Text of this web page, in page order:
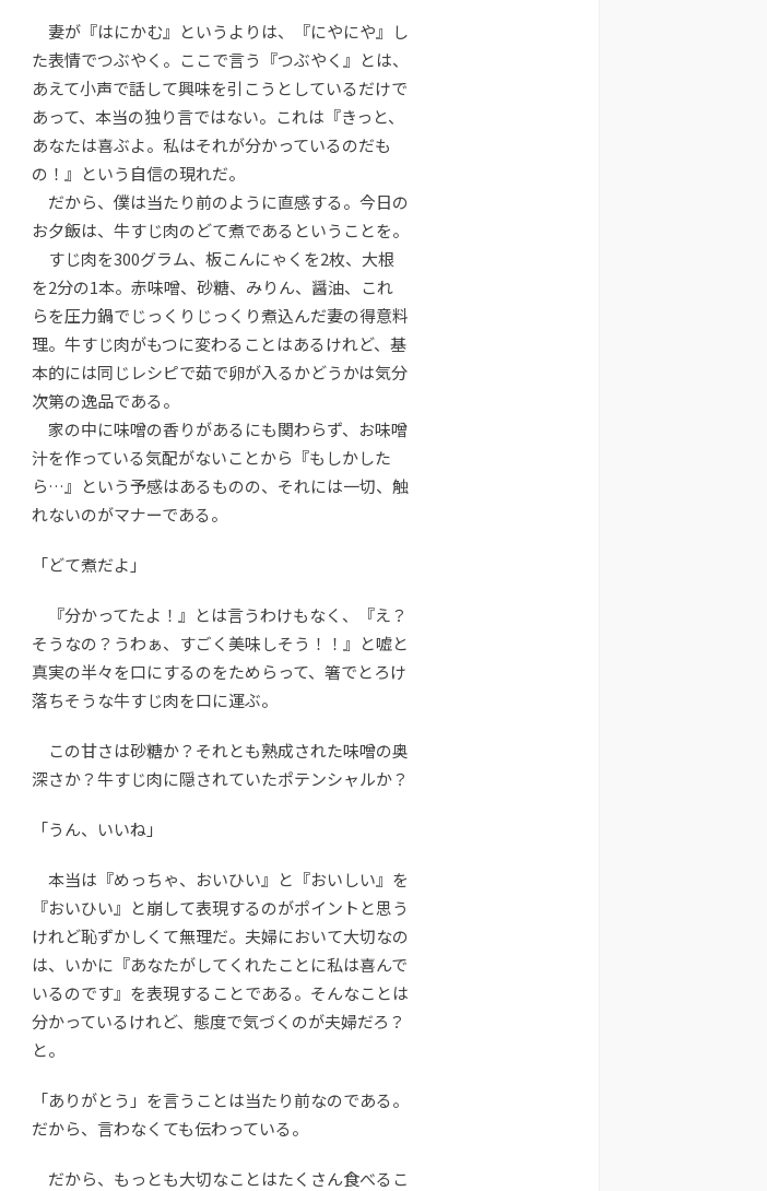
下
矢
ー
を
っ
て
だ
さ
い。
妻が『はにかむ』というよりは、『にやにや』し
た表情でつぶやく。ここで言う『つぶやく』とは、
あえて小声で話して興味を引こうとしているだけで
あって、本当の独り言ではない。これは『きっと、
あなたは喜ぶよ。私はそれが分かっているのだも
の！』という自信の現れだ。
だから、僕は当たり前のように直感する。今日の
お夕飯は、牛すじ肉のどて煮であるということを。
すじ肉を300グラム、板こんにゃくを2枚、大根
を2分の1本。赤味噌、砂糖、みりん、醤油、これ
らを圧力鍋でじっくりじっくり煮込んだ妻の得意料
理。牛すじ肉がもつに変わることはあるけれど、基
本的には同じレシピで茹で卵が入るかどうかは気分
次第の逸品である。
家の中に味噌の香りがあるにも関わらず、お味噌
汁を作っている気配がないことから『もしかした
ら…』という予感はあるものの、それには一切、触
れないのがマナーである。
「どて煮だよ」
『分かってたよ！』とは言うわけもなく、『え？
そうなの？うわぁ、すごく美味しそう！！』と嘘と
真実の半々を口にするのをためらって、箸でとろけ
落ちそうな牛すじ肉を口に運ぶ。
この甘さは砂糖か？それとも熟成された味噌の奥
深さか？牛すじ肉に隠されていたポテンシャルか？
「うん、いいね」
本当は『めっちゃ、おいひい』と『おいしい』を
『おいひい』と崩して表現するのがポイントと思う
けれど恥ずかしくて無理だ。夫婦において大切なの
は、いかに『あなたがしてくれたことに私は喜んで
いるのです』を表現することである。そんなことは
分かっているけれど、態度で気づくのが夫婦だろ？
と。
「ありがとう」を言うことは当たり前なのである。
だから、言わなくても伝わっている。
だから、もっとも大切なことはたくさん食べるこ